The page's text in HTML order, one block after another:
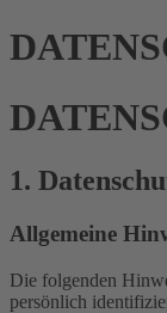
1.
Allgemeine
Die folgenden
persönlich